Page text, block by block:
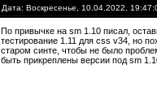
Дата: Воскресенье, 10.04.2022,
По привычке на sm 1.10 писал,
тестирование 1.11 для css v34, но
старом синте, чтобы не было
быть прикреплены версии под sm